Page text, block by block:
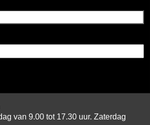
van 9.00 tot 17.30 uur. Zaterdag